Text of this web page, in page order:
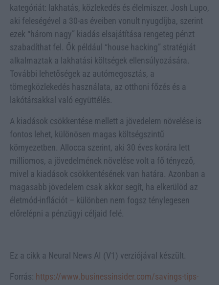
kategóriát: lakhatás, közlekedés és élelmiszer. Josh Lupo,
aki feleségével a 30-as éveiben vonult nyugdíjba, szerint
ezek “három nagy” kiadás elsajátítása rengeteg pénzt
szabadíthat fel. Ők például “house hacking” stratégiát
alkalmaztak a lakhatási költségek ellensúlyozására.
További lehetőségek az autómegosztás, a
tömegközlekedés használata, az otthoni főzés és a
lakótársakkal való együttélés.
A kiadások csökkentése mellett a jövedelem növelése is
fontos lehet, különösen magas költségszintű
környezetben. Allocca szerint, aki 30 éves korára lett
milliomos, a jövedelmének növelése volt a fő tényező,
mivel a kiadások csökkentésének van határa. Azonban a
magasabb jövedelem csak akkor segít, ha elkerülöd az
életmód-inflációt – különben nem fogsz ténylegesen
előrelépni a pénzügyi céljaid felé.
Ez a cikk a Neural News AI (V1) verziójával készült.
Forrás: https://www.businessinsider.com/savings-tips-